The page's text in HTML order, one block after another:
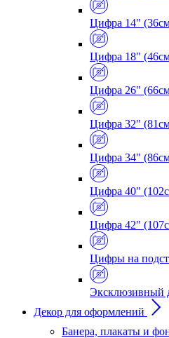
Цифра 14"
Цифра 18"
Цифра 26"
Цифра 32"
Цифра 34"
Цифра 40"
Цифра 42"
Цифры на
Эксклюзивный
Декор для оформлений
Банера, плакаты и